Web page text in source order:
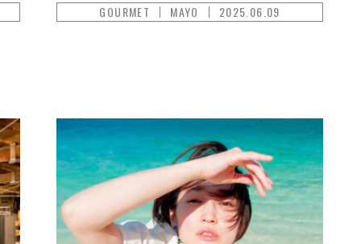
GOURMET MAYO 2025.06.09